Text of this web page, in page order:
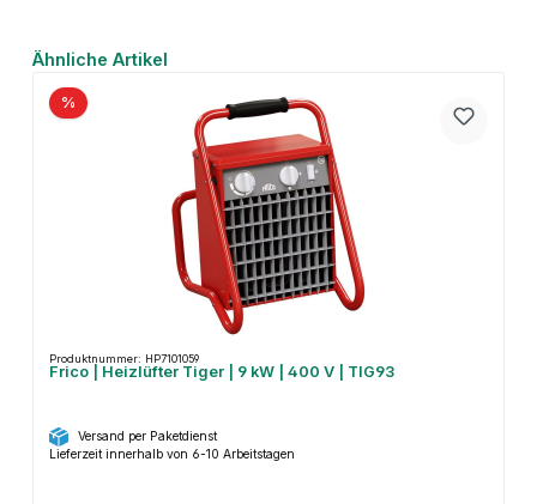
Produktgalerie überspringen
Ähnliche Artikel
%
Produktnummer: HP7101059
Frico | Heizlüfter Tiger | 9 kW | 400 V | TIG93
Versand per Paketdienst
Lieferzeit innerhalb von 6-10 Arbeitstagen